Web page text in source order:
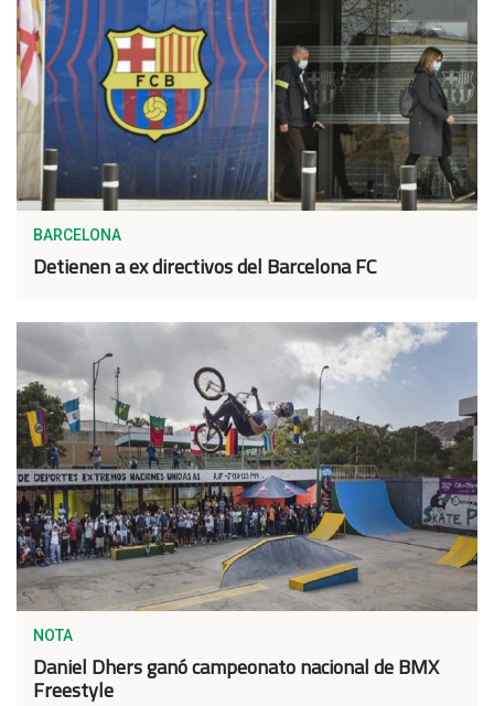
BARCELONA
Detienen a ex directivos del Barcelona FC
NOTA
Daniel Dhers ganó campeonato nacional de BMX
Freestyle